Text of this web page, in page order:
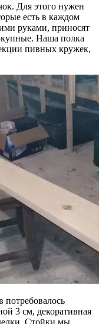
Для этого нужен
есть в каждом
руками, приносят
Наша полка
пивных кружек,
потребовалось
3 см, декоративная
Стойки мы